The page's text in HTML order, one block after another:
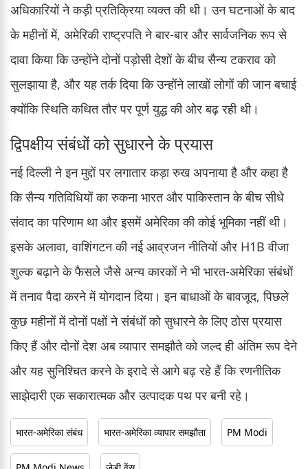
अधिकारियों ने कड़ी प्रतिक्रिया व्यक्त की थी। उन घटनाओं के बाद
के महीनों में, अमेरिकी राष्ट्रपति ने बार-बार और सार्वजनिक रूप से
दावा किया कि उन्होंने दोनों पड़ोसी देशों के बीच सैन्य टकराव को
सुलझाया है, और यह तर्क दिया कि उन्होंने लाखों लोगों की जान बचाई
क्योंकि स्थिति कथित तौर पर पूर्ण युद्ध की ओर बढ़ रही थी।
द्विपक्षीय संबंधों को सुधारने के प्रयास
नई दिल्ली ने इन मुद्दों पर लगातार कड़ा रुख अपनाया है और कहा है
कि सैन्य गतिविधियों का रुकना भारत और पाकिस्तान के बीच सीधे
संवाद का परिणाम था और इसमें अमेरिका की कोई भूमिका नहीं थी।
इसके अलावा, वाशिंगटन की नई आव्रजन नीतियों और H1B वीजा
शुल्क बढ़ाने के फैसले जैसे अन्य कारकों ने भी भारत-अमेरिका संबंधों
में तनाव पैदा करने में योगदान दिया। इन बाधाओं के बावजूद, पिछले
कुछ महीनों में दोनों पक्षों ने संबंधों को सुधारने के लिए ठोस प्रयास
किए हैं और दोनों देश अब व्यापार समझौते को जल्द ही अंतिम रूप देने
और यह सुनिश्चित करने के इरादे से आगे बढ़ रहे हैं कि रणनीतिक
साझेदारी एक सकारात्मक और उत्पादक पथ पर बनी रहे।
भारत-अमेरिका संबंध भारत-अमेरिका व्यापार समझौता PM Modi